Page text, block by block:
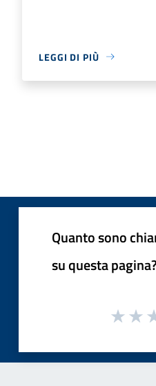
LEGGI DI PIÙ
Quanto sono
su questa